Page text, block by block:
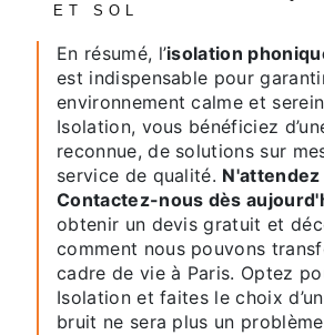
ET SOL
En résumé, l’isolation
est indispensable pour
environnement calme et
Isolation, vous bénéficiez
reconnue, de solutions sur
service de qualité. N'attendez
Contactez-nous dès
obtenir un devis gratuit et
comment nous pouvons
cadre de vie à Paris. Optez
Isolation et faites le choix
bruit ne sera plus un